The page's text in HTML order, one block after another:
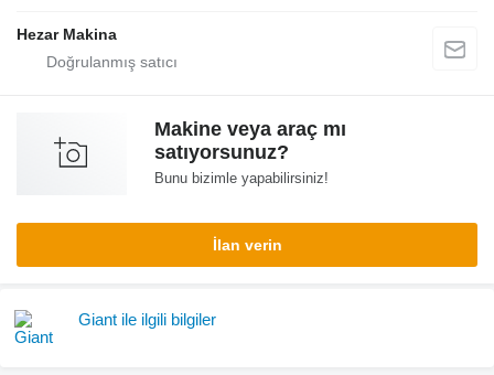
Hezar Makina
Makine veya araç mı
satıyorsunuz?
Bunu bizimle yapabilirsiniz!
İlan verin
Giant ile ilgili bilgiler